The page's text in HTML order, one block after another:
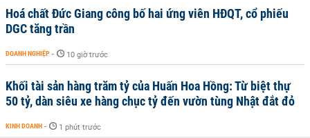
Hoá chất Đức Giang công bố hai ứng viên HĐQT, cổ phiếu
DGC tăng trần
DOANH NGHIỆP - 10 giờ trước
Khối tài sản hàng trăm tỷ của Huấn Hoa Hồng: Từ biệt thự
50 tỷ, dàn siêu xe hàng chục tỷ đến vườn tùng Nhật đắt đỏ
KINH DOANH - 1 phút trước